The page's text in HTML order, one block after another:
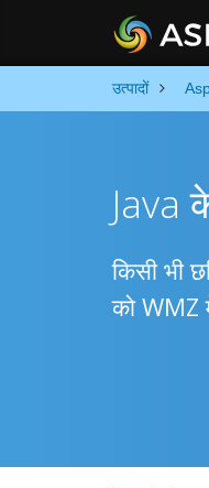
उत्पादों
Java
किसी भी
को WMZ